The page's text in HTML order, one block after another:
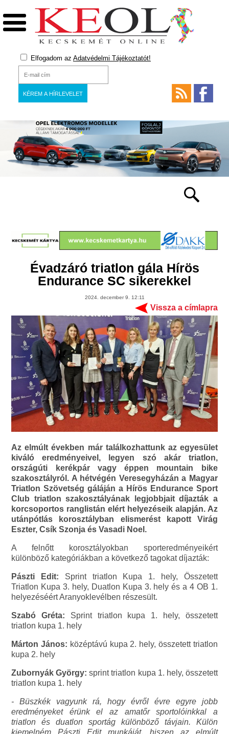
Elfogadom az Adatvédelmi Tájékoztatót!
Évadzáró triatlon gála Hírös
Endurance SC sikerekkel
2024. december 9. 12:11
Vissza a címlapra
Az elmúlt években már találkozhattunk az egyesület
kiváló eredményeivel, legyen szó akár triatlon,
országúti kerékpár vagy éppen mountain bike
szakosztályról. A hétvégén Veresegyházán a Magyar
Triatlon Szövetség gáláján a Hírös Endurance Sport
Club triatlon szakosztályának legjobbjait díjazták a
korcsoportos ranglistán elért helyezéseik alapján. Az
utánpótlás korosztályban elismerést kapott Virág
Eszter, Csík Szonja és Vasadi Noel.
A felnőtt korosztályokban sporteredményeikért
különböző kategóriákban a következő tagokat díjazták:
Pászti Edit: Sprint triatlon Kupa 1. hely, Összetett
Triatlon Kupa 3. hely, Duatlon Kupa 3. hely és a 4 OB 1.
helyezéséért Aranyoklevélben részesült.
Szabó Gréta: Sprint triatlon kupa 1. hely, összetett
triatlon kupa 1. hely
Márton János: középtávú kupa 2. hely, összetett triatlon
kupa 2. hely
Zubornyák György: sprint triatlon kupa 1. hely, összetett
triatlon kupa 1. hely
- Büszkék vagyunk rá, hogy évről évre egyre jobb
eredményeket érünk el az amatőr sportolóinkkal a
triatlon és duatlon sportág különböző távjain. Külön
kiemelném Pászti Edit munkáját, hiszen az elmúlt